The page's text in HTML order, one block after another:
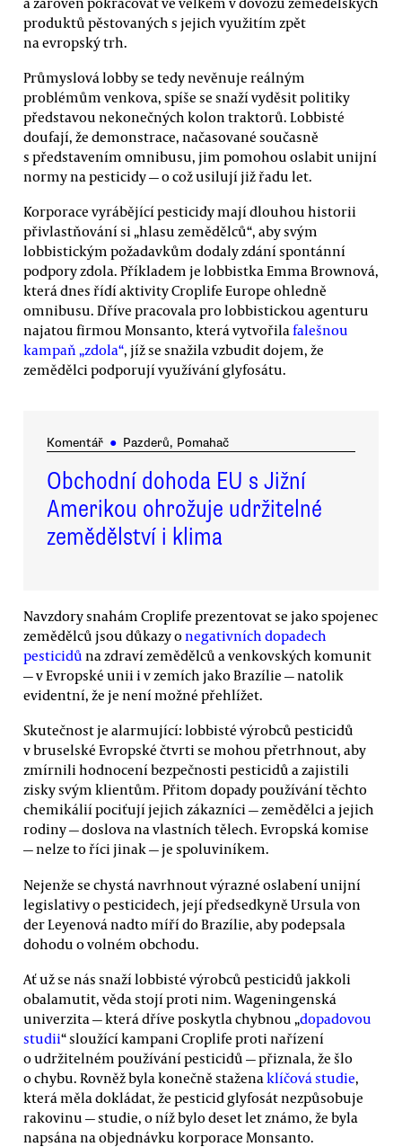
produktů pěstovaných s jejich využitím zpět
na evropský trh.
Průmyslová lobby se tedy nevěnuje reálným
problémům venkova, spíše se snaží vyděsit politiky
představou nekonečných kolon traktorů. Lobbisté
doufají, že demonstrace, načasované současně
s představením omnibusu, jim pomohou oslabit unijní
normy na pesticidy — o což usilují již řadu let.
Korporace vyrábějící pesticidy mají dlouhou historii
přivlastňování si „hlasu zemědělců“, aby svým
lobbistickým požadavkům dodaly zdání spontánní
podpory zdola. Příkladem je lobbistka Emma Brownová,
která dnes řídí aktivity Croplife Europe ohledně
omnibusu. Dříve pracovala pro lobbistickou agenturu
najatou firmou Monsanto, která vytvořilafalešnou
kampaň „zdola“, jíž se snažila vzbudit dojem, že
zemědělci podporují využívání glyfosátu.
Komentář ● Pazderů, Pomahač
Obchodní dohoda EU s Jižní
Amerikou ohrožuje udržitelné
zemědělství i klima
Navzdory snahám Croplife prezentovat se jako spojenec
zemědělců jsou důkazy onegativních dopadech
pesticidů na zdraví zemědělců a venkovských komunit
— v Evropské unii i v zemích jako Brazílie — natolik
evidentní, že je není možné přehlížet.
Skutečnost je alarmující: lobbisté výrobců pesticidů
v bruselské Evropské čtvrti se mohou přetrhnout, aby
zmírnili hodnocení bezpečnosti pesticidů a zajistili
zisky svým klientům. Přitom dopady používání těchto
chemikálií pociťují jejich zákazníci — zemědělci a jejich
rodiny — doslova na vlastních tělech. Evropská komise
— nelze to říci jinak — je spoluviníkem.
Nejenže se chystá navrhnout výrazné oslabení unijní
legislativy o pesticidech, její předsedkyně Ursula von
der Leyenová nadto míří do Brazílie, aby podepsala
dohodu o volném obchodu.
Ať už se nás snaží lobbisté výrobců pesticidů jakkoli
obalamutit, věda stojí proti nim. Wageningenská
univerzita — která dříve poskytla chybnou „dopadovou
studii“ sloužící kampani Croplife proti nařízení
o udržitelném používání pesticidů — přiznala, že šlo
o chybu. Rovněž byla konečně stažena klíčová studie,
která měla dokládat, že pesticid glyfosát nezpůsobuje
rakovinu — studie, o níž bylo deset let známo, že byla
napsána na objednávku korporace Monsanto.